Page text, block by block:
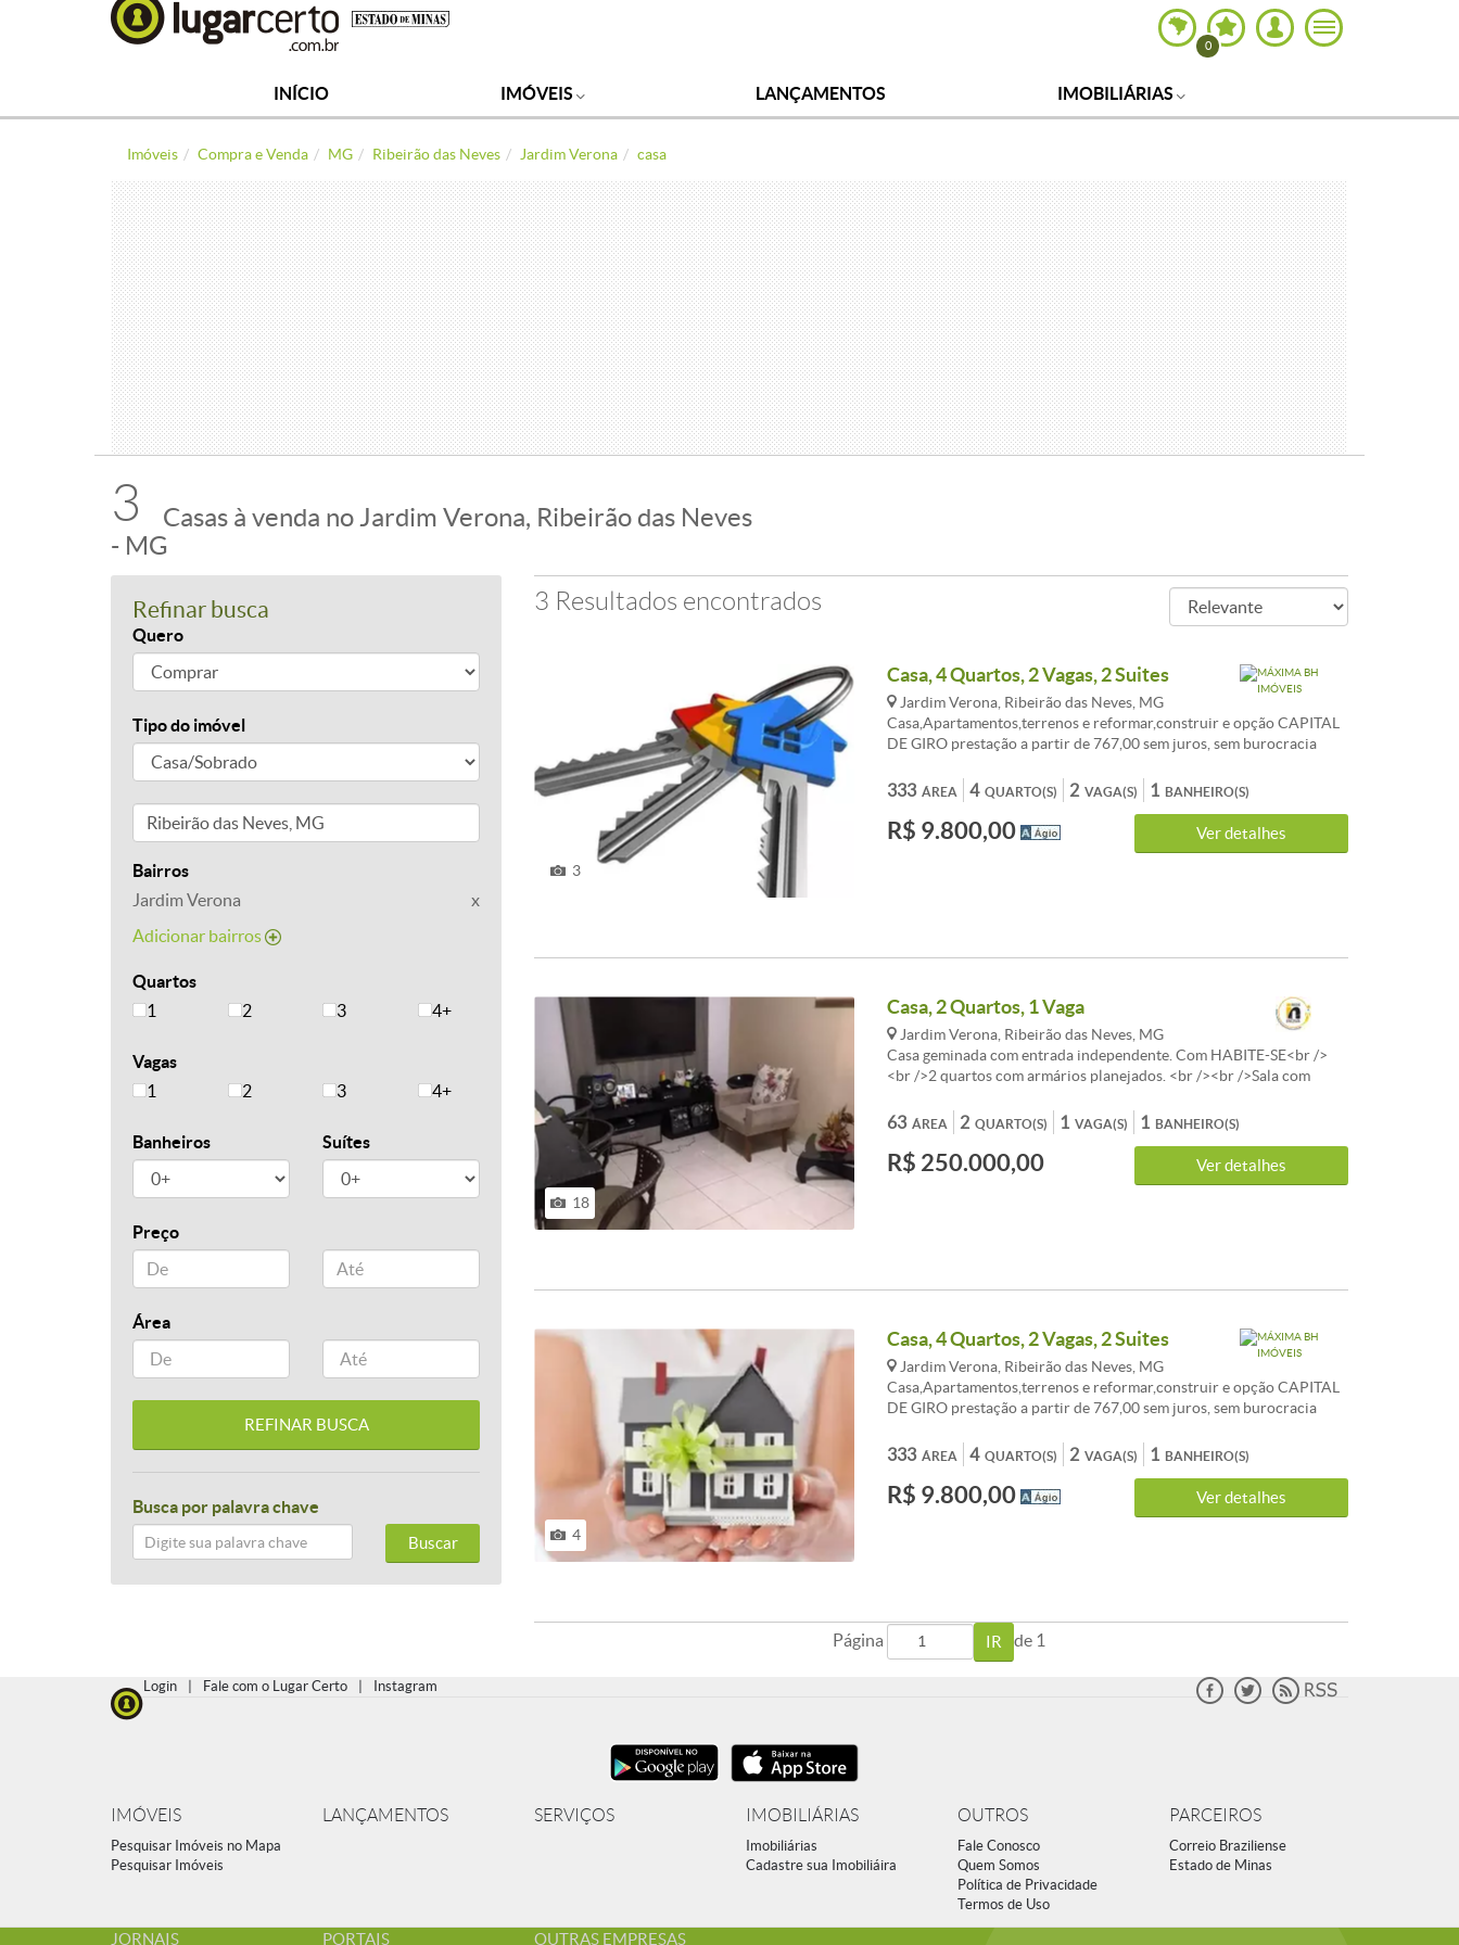
0
INÍCIO IMÓVEIS LANÇAMENTOS IMOBILIÁRIAS
Imóveis Compra e Venda MG Ribeirão das Neves Jardim Verona casa
3
Casas à venda no Jardim Verona, Ribeirão das Neves
- MG
Refinar busca
Quero
Tipo do imóvel
Bairros
Jardim Verona
x
Adicionar bairros
Quartos
1
2 3 4+
Vagas
1
2 3 4+
Banheiros Suítes
Preço
Área
Busca por palavra chave
Buscar
3 Resultados encontrados
3
Casa, 4 Quartos, 2 Vagas, 2 Suites
Jardim Verona, Ribeirão das Neves, MG
Casa,Apartamentos,terrenos e reformar,construir e opção CAPITAL
DE GIRO prestação a partir de 767,00 sem juros, sem burocracia
compra. ATENDIMENTO EM TODO BRASIL. , AUTORIZADO PELO
BANCO CENTRAL. fotos ilustrativo, não contemplado,
OPORTUNIDADE!!! LIGUE AGORA TR:( 31 ) 3495-5224 Celular:
99535-5589 vivo (99307-9053 WAHTSAPP Tim ). Av: Dom Pedro I n:
ÁREA
333 QUARTO(S)
4 VAGA(S)
2 BANHEIRO(S)
1
R$ 9.800,00 Ver detalhes
18
Casa, 2 Quartos, 1 Vaga
Jardim Verona, Ribeirão das Neves, MG
Casa geminada com entrada independente. Com HABITE-SE<br />
<br />2 quartos com armários planejados. <br /><br />Sala com
planejados. <br /><br />Banho social com bancada de granito e box
blindex. <br /><br />Vaga de garagem livre e coberta com manobra
cabem 2 carros paralelos.<br /><br /> Obs: As informações dos
imóveis exibidas podem ser alteradas, inclusive preço sem aviso
ÁREA
63 QUARTO(S)
2 VAGA(S)
1 BANHEIRO(S)
1
R$ 250.000,00 Ver detalhes
4
Casa, 4 Quartos, 2 Vagas, 2 Suites
Jardim Verona, Ribeirão das Neves, MG
Casa,Apartamentos,terrenos e reformar,construir e opção CAPITAL
DE GIRO prestação a partir de 767,00 sem juros, sem burocracia
compra. ATENDIMENTO EM TODO BRASIL. , AUTORIZADO PELO
BANCO CENTRAL. fotos ilustrativo, não contemplado,
OPORTUNIDADE!!! LIGUE AGORA TR:( 31 ) 3495-5224 Celular:
99535-5589 vivo (99307-9053 WAHTSAPP Tim ). Av: Dom Pedro I n:
ÁREA
333 QUARTO(S)
4 VAGA(S)
2 BANHEIRO(S)
1
R$ 9.800,00 Ver detalhes
Página de 1
Login Fale com o Lugar Certo Instagram
IMÓVEIS
Pesquisar Imóveis no Mapa
Pesquisar Imóveis
LANÇAMENTOS SERVIÇOS IMOBILIÁRIAS
Imobiliárias
Cadastre sua Imobiliáira
OUTROS
Fale Conosco
Quem Somos
Política de Privacidade
Termos de Uso
PARCEIROS
Correio Braziliense
Estado de Minas
JORNAIS PORTAIS OUTRAS EMPRESAS